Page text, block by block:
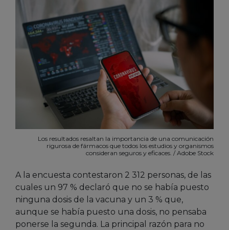
Los resultados resaltan la importancia de una comunicación
rigurosa de fármacos que todos los estudios y organismos
consideran seguros y eficaces. / Adobe Stock
A la encuesta contestaron 2 312 personas, de las
cuales un 97 % declaró que no se había puesto
ninguna dosis de la vacuna y un 3 % que,
aunque se había puesto una dosis, no pensaba
ponerse la segunda. La principal razón para no